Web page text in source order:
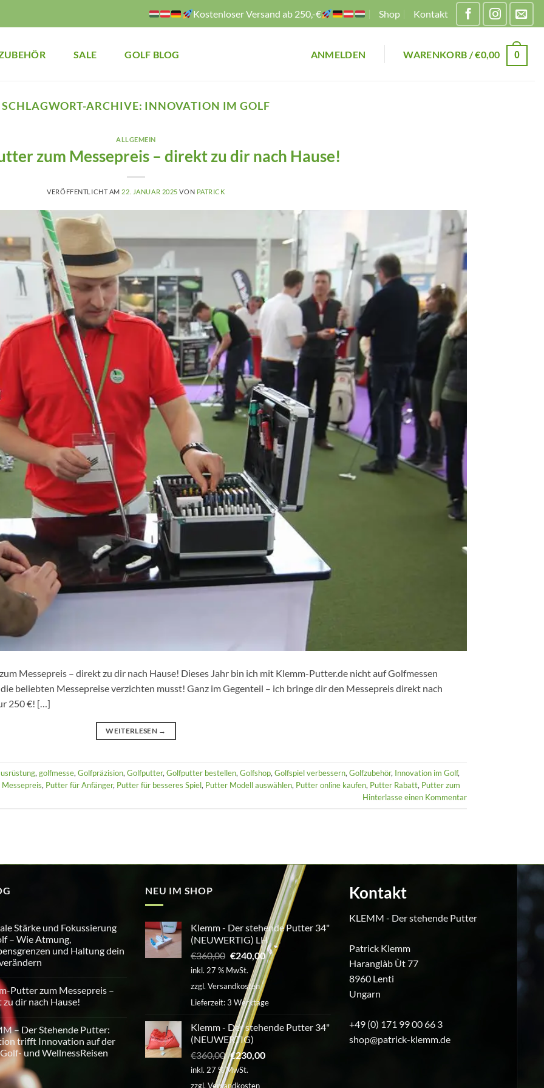
Kostenloser Versand ab 250,-€ Shop Kontakt
SALE GOLF BLOG ANMELDEN WARENKORB /€0,00 0
SCHLAGWORT-ARCHIVE: INNOVATION IM GOLF
ALLGEMEIN
zum Messepreis – direkt zu dir nach Hause!
VERÖFFENTLICHT AM 22. JANUAR 2025 VON PATRICK
Messepreis – direkt zu dir nach Hause! Dieses Jahr bin ich mit Klemm-Putter.de nicht auf Golfmessen
beliebten Messepreise verzichten musst! Ganz im Gegenteil – ich bringe dir den Messepreis direkt nach
250 €! […]
WEITERLESEN →
, golfmesse, Golfpräzision, Golfputter, Golfputter bestellen, Golfshop, Golfspiel verbessern, Golfzubehör, Innovation im Golf,
Messepreis, Putter für Anfänger, Putter für besseres Spiel, Putter Modell auswählen, Putter online kaufen, Putter Rabatt, Putter zum
Hinterlasse einen Kommentar
Stärke und Fokussierung
– Wie Atmung,
und Haltung dein
Putter zum Messepreis –
dir nach Hause!
– Der Stehende Putter:
trifft Innovation auf der
und WellnessReisen
NEU IM SHOP
Klemm - Der stehende Putter 34"
(NEUWERTIG) LH
€360,00 Ursprünglicher
Preis
war:
€360,00
€240,00Aktueller
Preis
ist:
inkl. 27 % MwSt.
zzgl. Versandkosten
Lieferzeit:3 Werktage
Klemm - Der stehende Putter 34"
(NEUWERTIG)
€360,00 Ursprünglicher
Preis
war:
€230,00Aktueller
inkl. 27 % MwSt.
zzgl. Versandkosten
Kontakt
KLEMM - Der stehende Putter
Patrick Klemm
Haranglàb Ùt 77
8960 Lenti
Ungarn
+49 (0) 171 99 00 66 3
shop@patrick-klemm.de